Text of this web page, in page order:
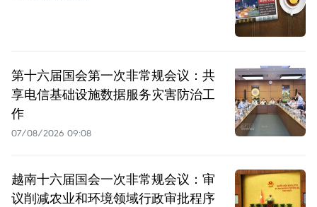
第十六届国会第一次非常规会议：共
享电信基础设施数据服务灾害防治工
作
07/08/2026 09:08
越南十六届国会一次非常规会议：审
议削减农业和环境领域行政审批程序